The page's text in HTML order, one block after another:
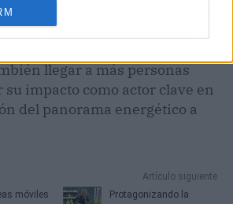
para el 2024 de Iner es
de satisfacción al cliente. La
llegar a más personas
impacto como actor clave en
del panorama energético a
móviles
Artículo siguiente
Protagonizando la